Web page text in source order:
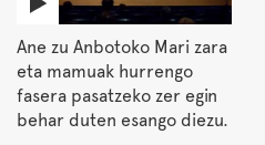
Ane zu Anbotoko Mari zara
eta mamuak hurrengo
fasera pasatzeko zer egin
behar duten esango diezu.